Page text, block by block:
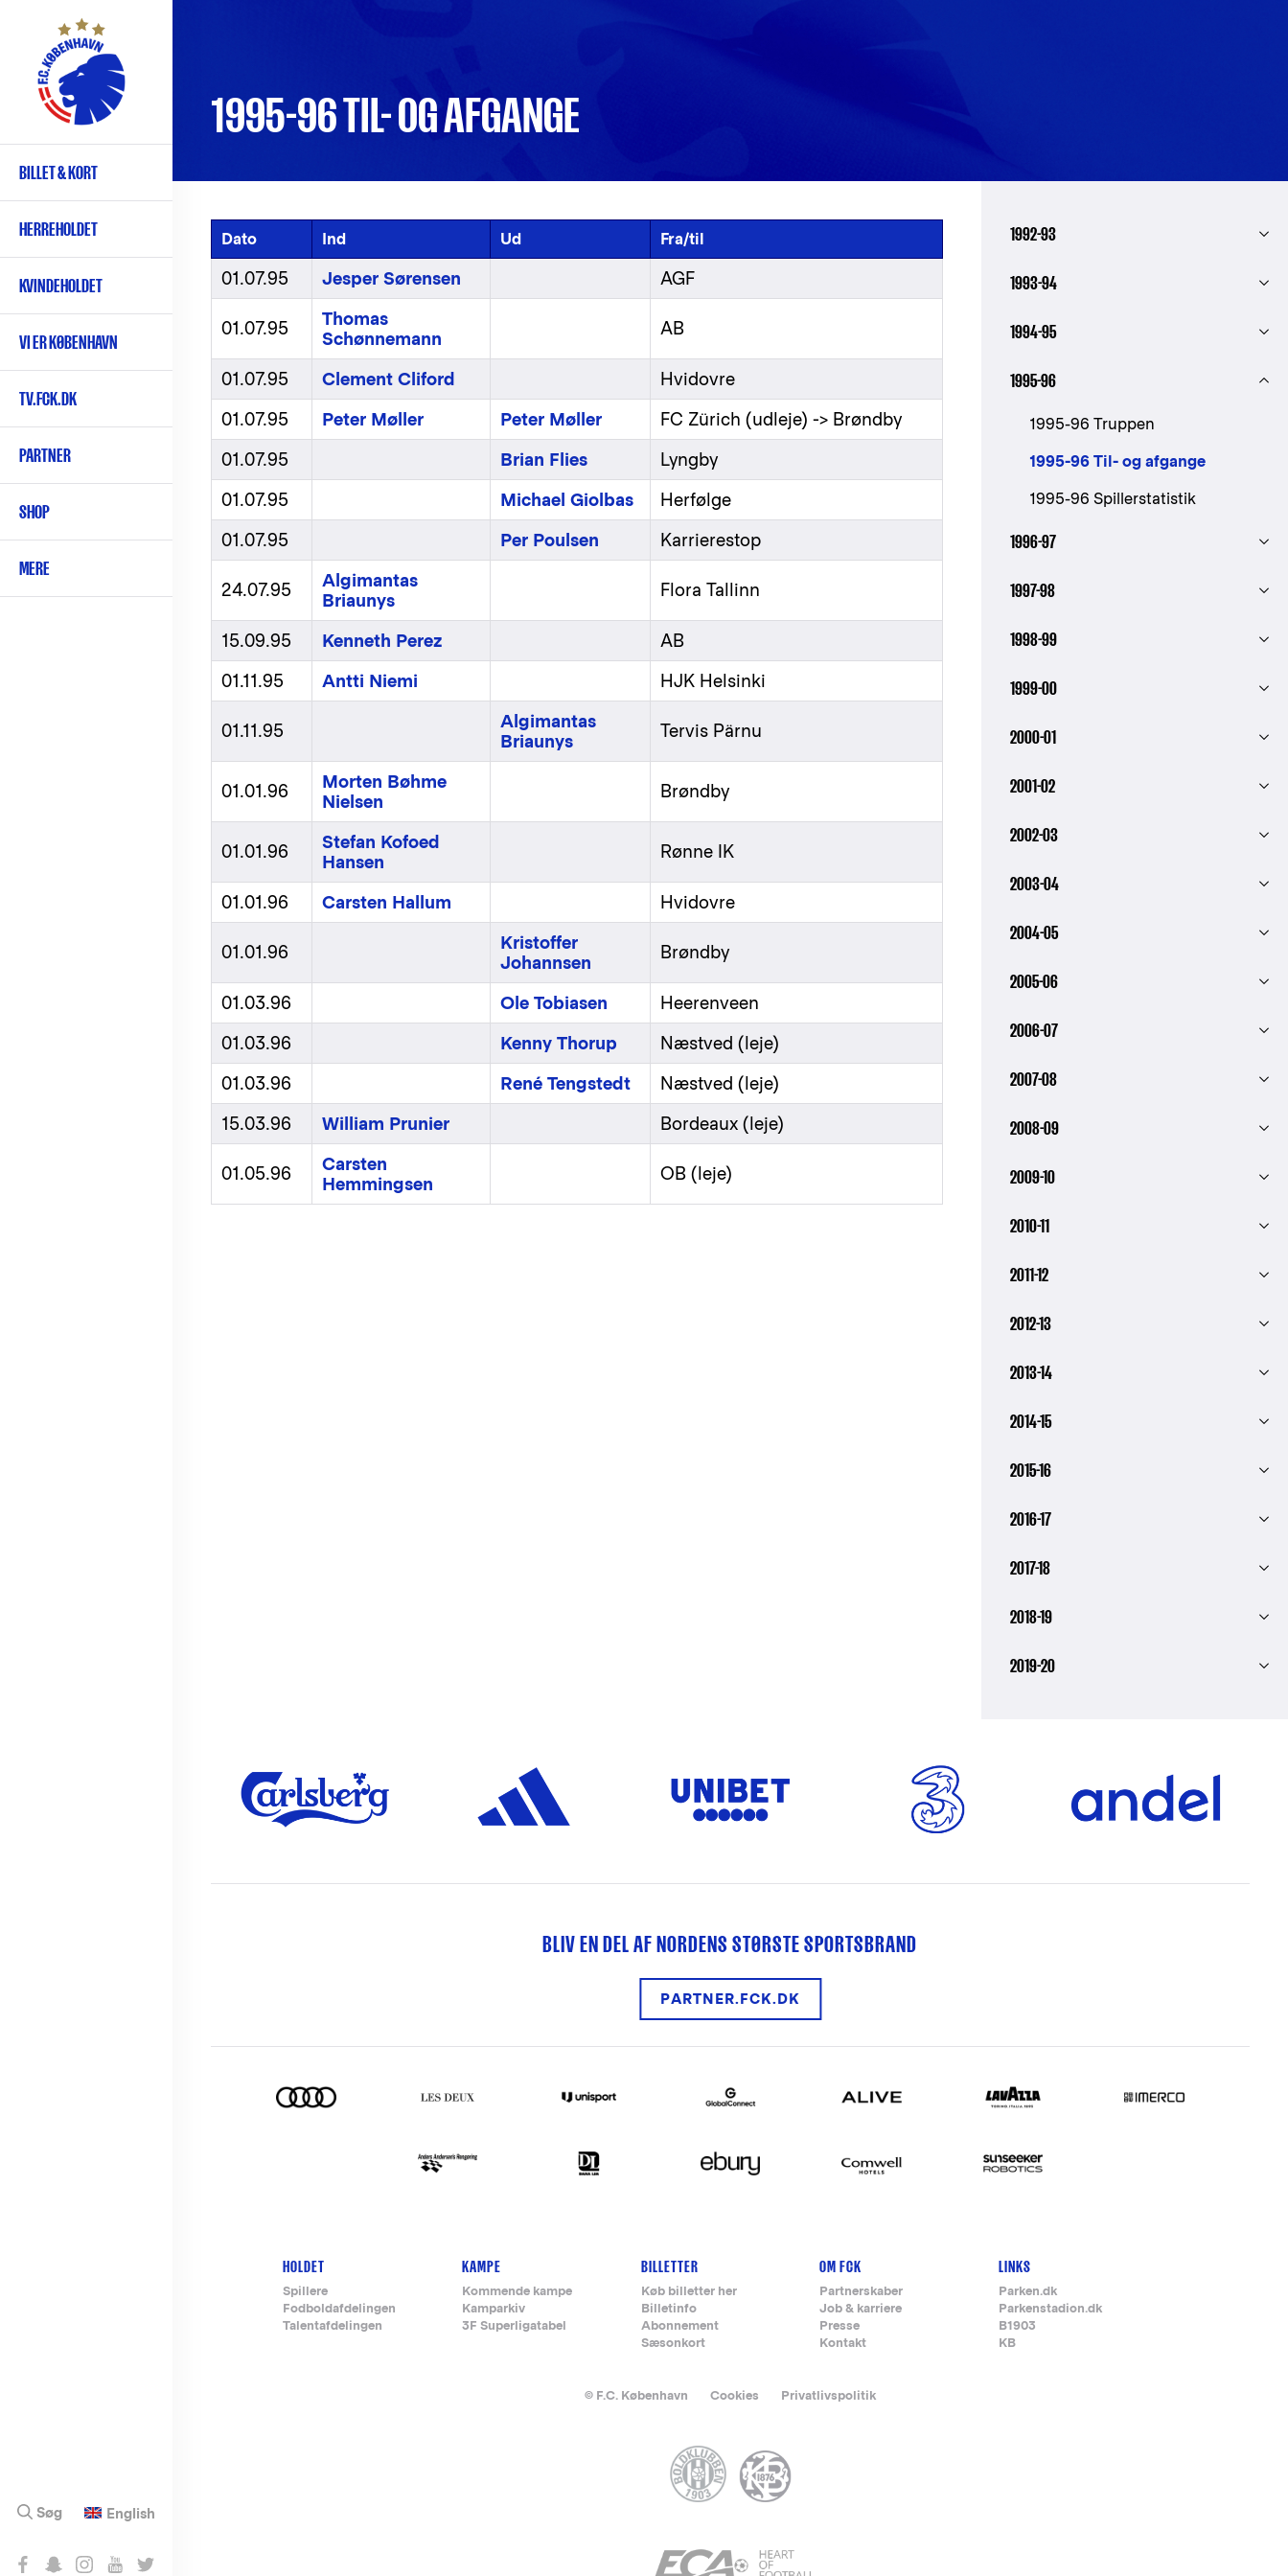
hovedindhold
Primær
navigation
BILLET & KORT
HERREHOLDET
KVINDEHOLDET
VI ER KØBENHAVN
TV.FCK.DK
PARTNER
SHOP
MERE
English
Søg
1995-96 TIL- OG AFGANGE
1992-93
1993-94
1994-95
1995-96
1995-96 Truppen
1995-96 Til- og afgange
1995-96 Spillerstatistik
1996-97
1997-98
1998-99
1999-00
2000-01
2001-02
2002-03
2003-04
2004-05
2005-06
2006-07
2007-08
2008-09
2009-10
2010-11
2011-12
2012-13
2013-14
2014-15
2015-16
2016-17
2017-18
2018-19
2019-20
Dato Ind Ud Fra/til
01.07.95 Jesper Sørensen AGF
01.07.95
Thomas
Schønnemann
AB
01.07.95 Clement Cliford
Hvidovre
01.07.95
Peter Møller Peter Møller
FC Zürich (udleje) -> Brøndby
01.07.95
Brian Flies
Lyngby
01.07.95
Michael Giolbas
Herfølge
01.07.95
Per Poulsen Karrierestop
24.07.95
Algimantas
Briaunys
Flora Tallinn
15.09.95 Kenneth Perez
AB
01.11.95
Antti Niemi HJK Helsinki
01.11.95
Algimantas
Briaunys
Tervis Pärnu
01.01.96
Morten Bøhme
Nielsen
Brøndby
01.01.96
Stefan Kofoed
Hansen
Rønne IK
01.01.96 Carsten Hallum Hvidovre
01.01.96
Kristoffer
Johannsen
Brøndby
01.03.96 Ole Tobiasen
Heerenveen
01.03.96
Kenny Thorup
Næstved (leje)
01.03.96
René Tengstedt
Næstved (leje)
15.03.96
William Prunier Bordeaux (leje)
01.05.96
Carsten
Hemmingsen
OB (leje)
BLIV EN DEL AF NORDENS STØRSTE SPORTSBRAND
PARTNER.FCK.DK
Footer-
menu
HOLDET
Spillere
Fodboldafdelingen
Talentafdelingen
KAMPE
Kommende kampe
Kamparkiv
3F Superligatabel
BILLETTER
Køb billetter her
Billetinfo
Abonnement
Sæsonkort
OM FCK
Partnerskaber
Job & karriere
Presse
Kontakt
LINKS
Parken.dk
Parkenstadion.dk
B1903
KB
© F.C. København Cookies Privatlivspolitik